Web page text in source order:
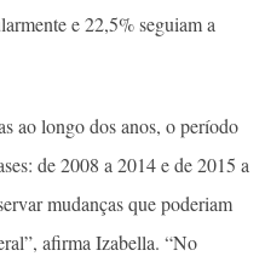
e 22,5% seguiam a
ao longo dos anos, o período
de 2008 a 2014 e de 2015 a
mudanças que poderiam
afirma Izabella. “No